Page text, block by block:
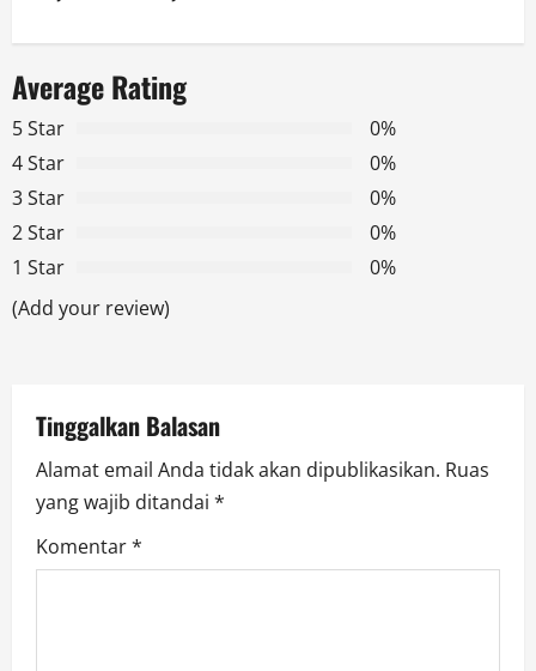
a
v
i
g
a
t
o
n
Average Rating
5 Star
0%
4 Star
0%
3 Star
0%
2 Star
0%
1 Star
0%
(Add your review)
Tinggalkan Balasan
Alamat email Anda tidak akan dipublikasikan. Ruas
yang wajib ditandai *
Komentar*